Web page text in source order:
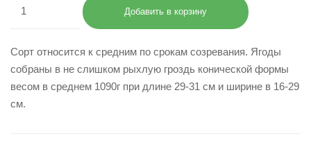
Сорт относится к средним по срокам созревания. Ягоды
собраны в не слишком рыхлую гроздь конической формы
весом в среднем 1090г при длине 29-31 см и ширине в 16-29
см.